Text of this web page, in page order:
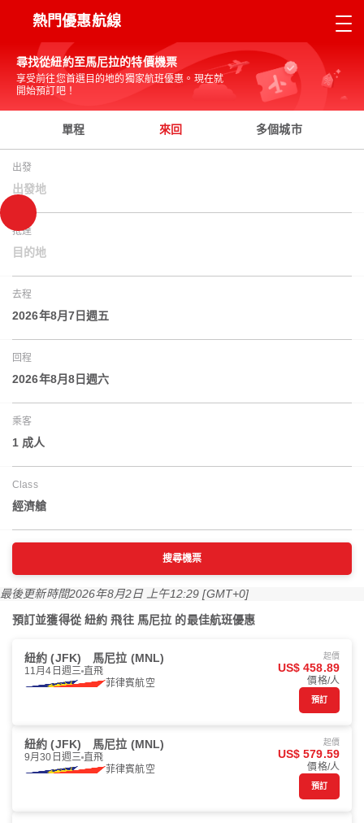
熱門優惠航線
尋找從紐約至馬尼拉的特價機票
享受前往您首選目的地的獨家航班優惠。現在就
開始預訂吧！
單程 來回 多個城市
出發
出發地
抵達
目的地
去程
2026年8月7日週五
回程
2026年8月8日週六
乘客
1 成人
Class
經濟艙
搜尋機票
最後更新時間2026年8月2日 上午12:29 [GMT+0]
預訂並獲得從 紐約 飛往 馬尼拉 的最佳航班優惠
紐約 (JFK) 馬尼拉 (MNL)
11月4日週三 直飛
菲律賓航空
起價
US$ 458.89
價格/人
預訂
紐約 (JFK) 馬尼拉 (MNL)
9月30日週三 直飛
菲律賓航空
起價
US$ 579.59
價格/人
預訂